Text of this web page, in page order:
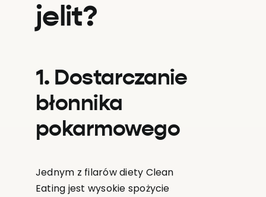
jelit?
1. Dostarczanie
błonnika
pokarmowego
Jednym z filarów diety Clean
Eating jest wysokie spożycie